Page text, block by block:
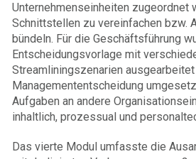
Unternehmens­einheiten zugeordnet
Schnittstellen zu vereinfachen bzw.
bündeln. Für die Geschäftsführung
Entscheidungsvorlage mit
Streamliningszenarien
Managemententscheidung
Aufgaben an andere
inhaltlich, prozessual und
Das vierte Modul umfasste die